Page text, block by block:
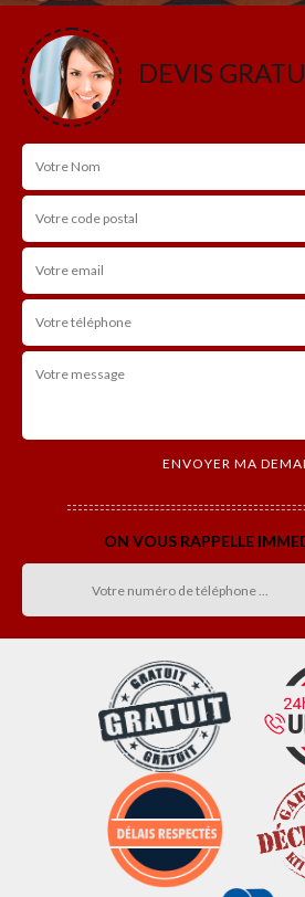
DEVIS
ON VOUS RAPPELLE